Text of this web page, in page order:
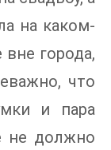
на каком-
города,
что
и пара
не должно